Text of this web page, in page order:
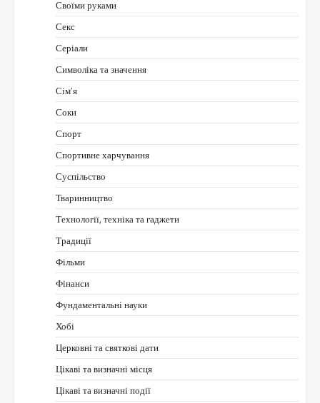
Своїми руками
Секс
Серіали
Символіка та значення
Сім’я
Соки
Спорт
Спортивне харчування
Суспільство
Тваринництво
Технології, техніка та гаджети
Традиції
Фільми
Фінанси
Фундаментальні науки
Хобі
Церковні та святкові дати
Цікаві та визначні місця
Цікаві та визначні події